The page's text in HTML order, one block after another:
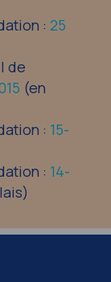
: 25
de
(en
: 15-
: 14-